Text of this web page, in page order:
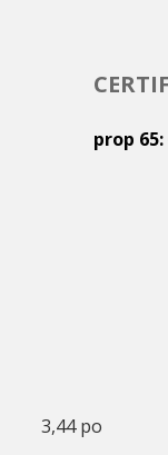
prop 65
3,44 po